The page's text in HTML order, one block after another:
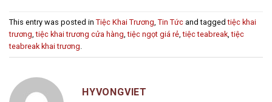
This entry was posted in Tiệc Khai Trương Tin Tức and taggedtiệc khai
trương ,tiệc khai trương cửa hàng ,tiệc ngọt giá rẻ ,tiệc teabreak ,tiệc
teabreak khai trương
HYVONGVIET